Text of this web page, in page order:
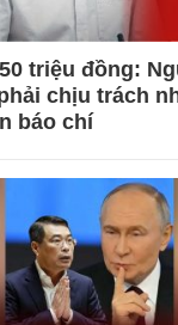
triệu đồng:
chịu trách
báo chí